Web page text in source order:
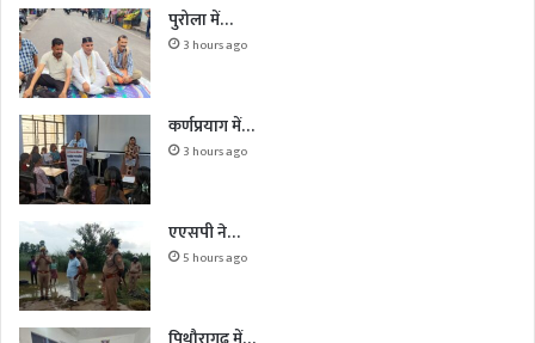
पुरोला में…
3 hours ago
कर्णप्रयाग में…
3 hours ago
एएसपी ने…
5 hours ago